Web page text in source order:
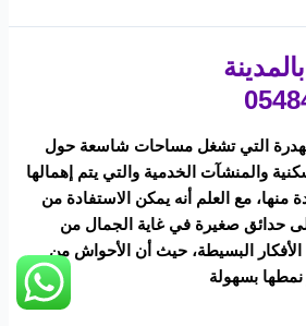
التي تشغل مساحات شاسعة حول
والمنشآت الخدمية والتي يتم إهمالها
منها، مع العلم أنه يمكن الاستفادة من
حدائق صغيرة في غاية الجمال من
البسيطة، حيث أن الأحواش من
نمطها بسهولة